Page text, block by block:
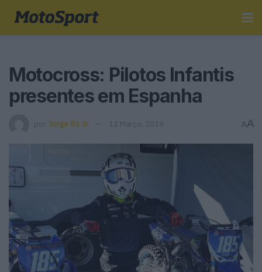
Motocross: Pilotos Infantis
presentes em Espanha
por Jorge Ró Jr. 12 Março, 2019 AA